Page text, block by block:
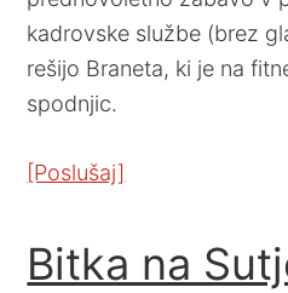
kadrovske službe (brez
rešijo Braneta, ki je na
spodnjic.
[Poslušaj]
Bitka na